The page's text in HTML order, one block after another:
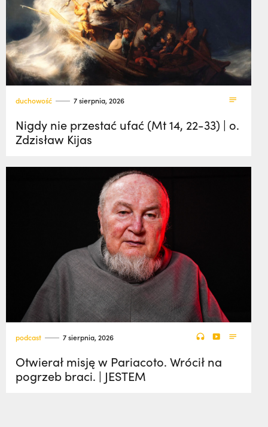
duchowość 7 sierpnia, 2026
Nigdy nie przestać ufać (Mt 14, 22-33) | o.
Zdzisław Kijas
podcast 7 sierpnia, 2026
Otwierał misję w Pariacoto. Wrócił na
pogrzeb braci. | JESTEM